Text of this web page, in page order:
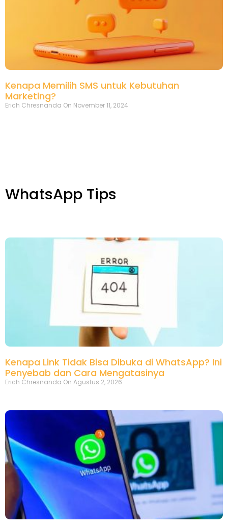
Kenapa Memilih SMS untuk Kebutuhan
Marketing?
Erich Chresnanda November 11, 2024
WhatsApp Tips
Kenapa Link Tidak Bisa Dibuka di WhatsApp? Ini
Penyebab dan Cara Mengatasinya
Erich Chresnanda Agustus 2, 2026